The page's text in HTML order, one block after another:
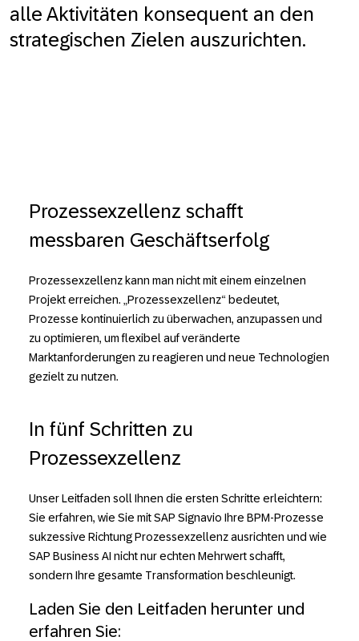
alle Aktivitäten konsequent an den
strategischen Zielen auszurichten.
Prozessexzellenz schafft
messbaren Geschäftserfolg
Prozessexzellenz kann man nicht mit einem einzelnen
Projekt erreichen. „Prozessexzellenz“ bedeutet,
Prozesse kontinuierlich zu überwachen, anzupassen und
zu optimieren, um flexibel auf veränderte
Marktanforderungen zu reagieren und neue Technologien
gezielt zu nutzen.
In fünf Schritten zu
Prozessexzellenz
Unser Leitfaden soll Ihnen die ersten Schritte erleichtern:
Sie erfahren, wie Sie mit SAP Signavio Ihre BPM-Prozesse
sukzessive Richtung Prozessexzellenz ausrichten und wie
SAP Business AI nicht nur echten Mehrwert schafft,
sondern Ihre gesamte Transformation beschleunigt.
Laden Sie den Leitfaden herunter und
erfahren Sie: